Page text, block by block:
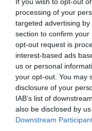
processing of your
targeted advertising
section to confirm
opt-out request is
interest-based ads
us or personal
your opt-out. You may
disclosure of your
IAB’s list of
also be disclosed by
Downstream